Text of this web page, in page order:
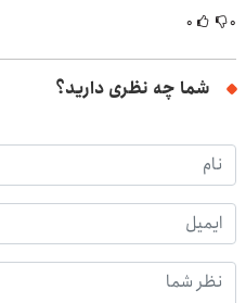
۰ ۰
شما چه نظری دارید؟